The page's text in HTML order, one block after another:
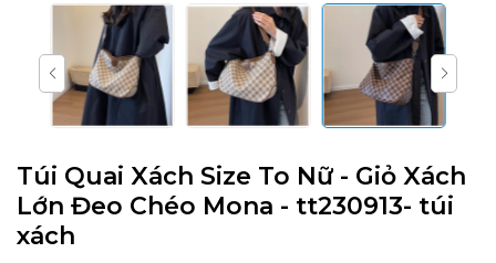
Túi Quai Xách Size To Nữ - Giỏ Xách
Lớn Đeo Chéo Mona - tt230913- túi
xách